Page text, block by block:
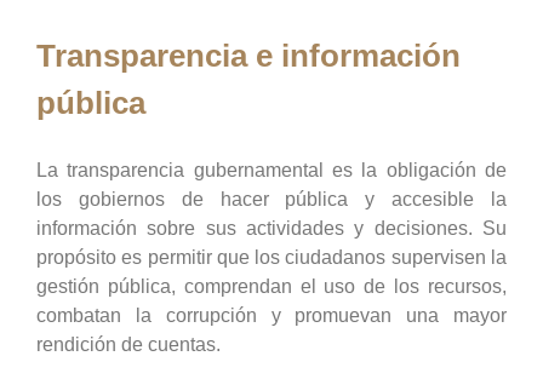
Transparencia e información
pública
La transparencia gubernamental es la obligación de
los gobiernos de hacer pública y accesible la
información sobre sus actividades y decisiones. Su
propósito es permitir que los ciudadanos supervisen la
gestión pública, comprendan el uso de los recursos,
combatan la corrupción y promuevan una mayor
rendición de cuentas.